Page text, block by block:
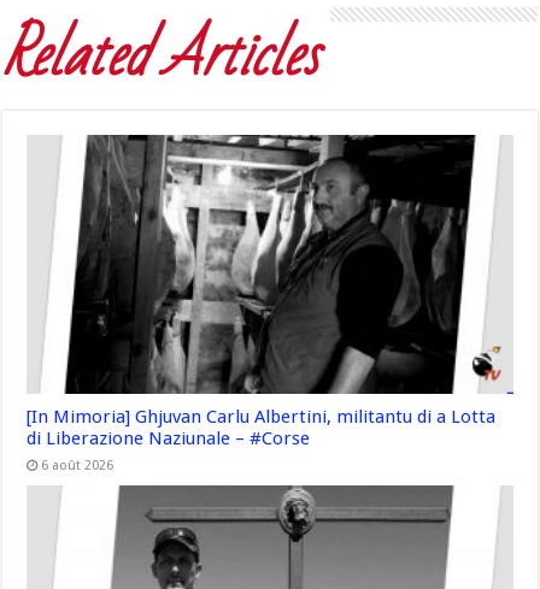
Related Articles
[In Mimoria] Ghjuvan Carlu Albertini, militantu di a Lotta
di Liberazione Naziunale – #Corse
6 août 2026